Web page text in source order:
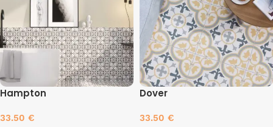
Hampton
33.50 €
Dover
33.50 €